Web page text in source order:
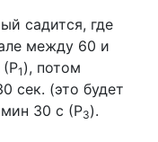
садится, где
между 60 и
(Р1 ), потом
сек. (это будет
30 с (Р3).